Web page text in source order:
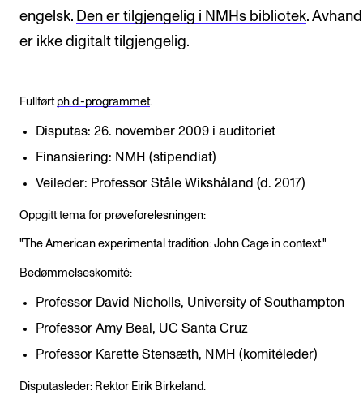
engelsk. Den er tilgjengelig i NMHs bibliotek.
er ikke digitalt tilgjengelig.
Fullført ph.d.-programmet.
Disputas: 26. november 2009 i auditoriet
Finansiering: NMH (stipendiat)
Veileder: Professor Ståle Wikshåland (d. 2017)
Oppgitt tema for prøveforelesningen:
"The American experimental tradition: John Cage in context."
Bedømmelseskomité:
Professor David Nicholls, University of Southampton
Professor Amy Beal, UC Santa Cruz
Professor Karette Stensæth, NMH (komitéleder)
Disputasleder: Rektor Eirik Birkeland.